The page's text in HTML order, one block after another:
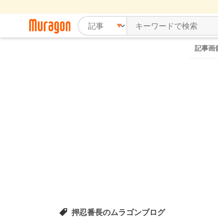
記事画
押忍番長のムラゴンブログ